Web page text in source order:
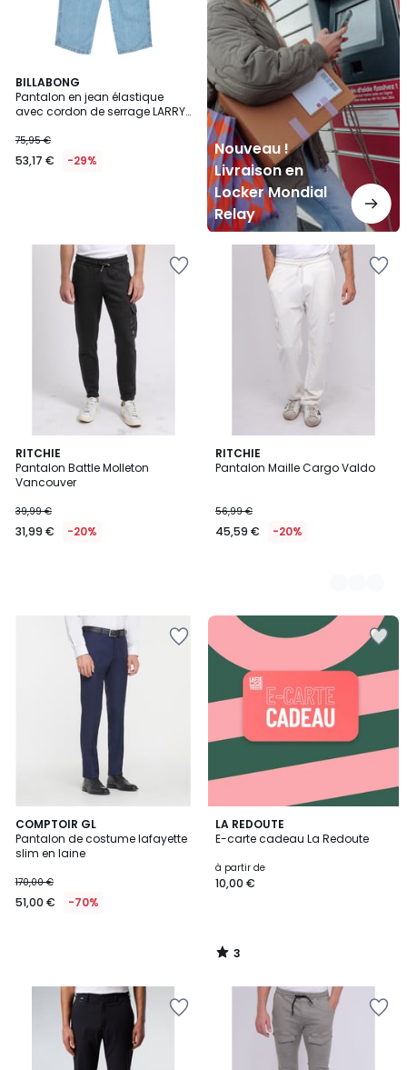
BILLABONG
Pantalon en jean élastique
avec cordon de serrage LARRY
75,95 €
53,17 € -29%
Nouveau !
Livraison en
Locker Mondial
Relay
RITCHIE
Pantalon Battle Molleton
Vancouver
39,99 €
31,99 € -20%
RITCHIE
Pantalon Maille Cargo Valdo
56,99 €
45,59 € -20%
2
Couleurs
COMPTOIR GL
Pantalon de costume lafayette
slim en laine
170,00 €
51,00 € -70%
LA REDOUTE
E-carte cadeau La Redoute
à partir de
10,00 €
3
/
3
/